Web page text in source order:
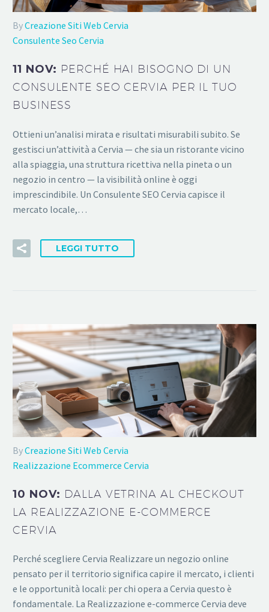
ByCreazione Siti Web Cervia
Consulente Seo Cervia
11 NOV: PERCHÉ HAI BISOGNO DI UN
CONSULENTE SEO CERVIA PER IL TUO
BUSINESS
Ottieni un’analisi mirata e risultati misurabili subito. Se
gestisci un’attività a Cervia — che sia un ristorante vicino
alla spiaggia, una struttura ricettiva nella pineta o un
negozio in centro — la visibilità online è oggi
imprescindibile. Un Consulente SEO Cervia capisce il
mercato locale,…
LEGGI TUTTO
ByCreazione Siti Web Cervia
Realizzazione Ecommerce Cervia
10 NOV: DALLA VETRINA AL CHECKOUT
LA REALIZZAZIONE E-COMMERCE
CERVIA
Perché scegliere Cervia Realizzare un negozio online
pensato per il territorio significa capire il mercato, i clienti
e le opportunità locali: per chi opera a Cervia questo è
fondamentale. La Realizzazione e-commerce Cervia deve